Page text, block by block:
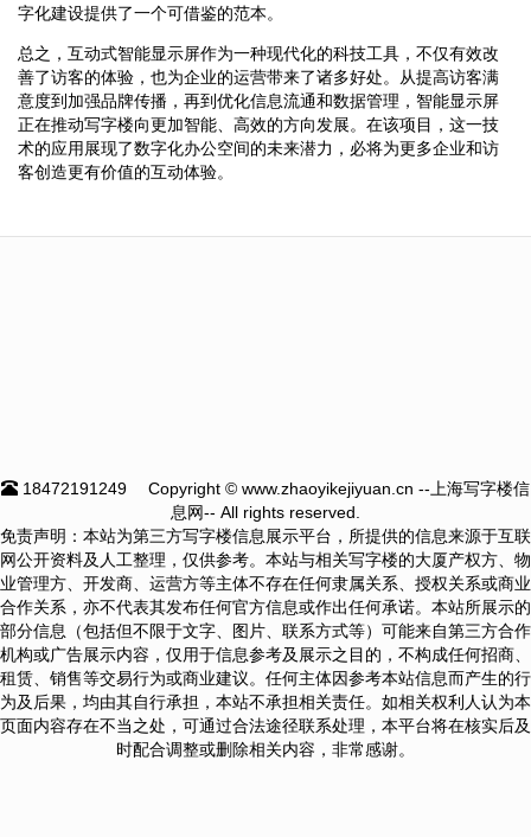
字化建设提供了一个可借鉴的范本。
总之，互动式智能显示屏作为一种现代化的科技工具，不仅有效改
善了访客的体验，也为企业的运营带来了诸多好处。从提高访客满
意度到加强品牌传播，再到优化信息流通和数据管理，智能显示屏
正在推动写字楼向更加智能、高效的方向发展。在该项目，这一技
术的应用展现了数字化办公空间的未来潜力，必将为更多企业和访
客创造更有价值的互动体验。
18472191249
Copyright © www.zhaoyikejiyuan.cn --上海写字楼信
息网-- All rights reserved.
免责声明：本站为第三方写字楼信息展示平台，所提供的信息来源于互联
网公开资料及人工整理，仅供参考。本站与相关写字楼的大厦产权方、物
业管理方、开发商、运营方等主体不存在任何隶属关系、授权关系或商业
合作关系，亦不代表其发布任何官方信息或作出任何承诺。本站所展示的
部分信息（包括但不限于文字、图片、联系方式等）可能来自第三方合作
机构或广告展示内容，仅用于信息参考及展示之目的，不构成任何招商、
租赁、销售等交易行为或商业建议。任何主体因参考本站信息而产生的行
为及后果，均由其自行承担，本站不承担相关责任。如相关权利人认为本
页面内容存在不当之处，可通过合法途径联系处理，本平台将在核实后及
时配合调整或删除相关内容，非常感谢。